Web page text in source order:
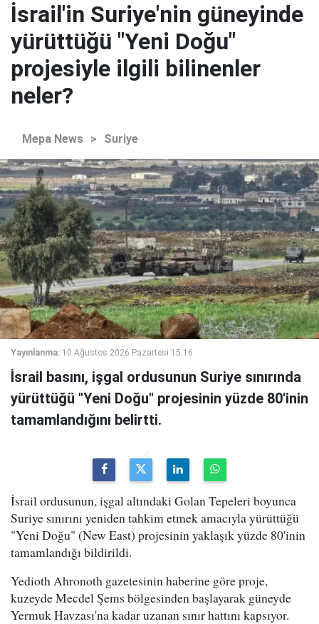
İsrail'in Suriye'nin güneyinde
yürüttüğü "Yeni Doğu"
projesiyle ilgili bilinenler
neler?
Mepa News > Suriye
Yayınlanma: 10 Ağustos 2026 Pazartesi 15:16
İsrail basını, işgal ordusunun Suriye sınırında
yürüttüğü "Yeni Doğu" projesinin yüzde 80'inin
tamamlandığını belirtti.
İsrail ordusunun, işgal altındaki Golan Tepeleri boyunca
Suriye sınırını yeniden tahkim etmek amacıyla yürüttüğü
"Yeni Doğu" (New East) projesinin yaklaşık yüzde 80'inin
tamamlandığı bildirildi.
Yedioth Ahronoth gazetesinin haberine göre proje,
kuzeyde Mecdel Şems bölgesinden başlayarak güneyde
Yermuk Havzası'na kadar uzanan sınır hattını kapsıyor.